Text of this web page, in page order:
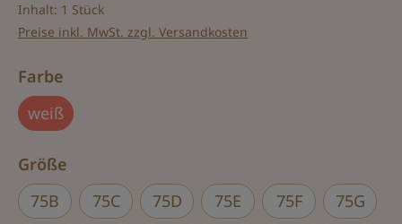
Inhalt: 1 Stück
Preise inkl. MwSt. zzgl. Versandkosten
Farbe
weiß
Größe
75B
75C 75D 75E 75F
75G